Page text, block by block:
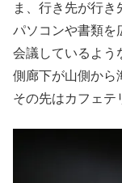
ま、行き先が行き
パソコンや書類を
会議しているよう
側廊下が山側から
その先はカフェテ